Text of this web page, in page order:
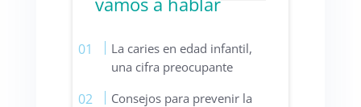
La caries en edad infantil,
una cifra preocupante
Consejos para prevenir la